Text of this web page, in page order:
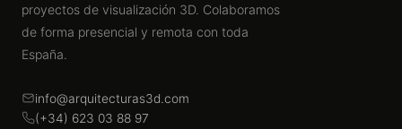
proyectos de visualización 3D. Colaboramos
de forma presencial y remota con toda
España.
info@arquitecturas3d.com
(+34) 623 03 88 97